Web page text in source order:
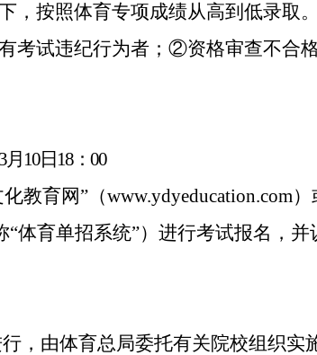
，按照体育专项成绩从高到低录取。
考试违纪行为者；②资格审查不合
月 10日 18： 00
教育网”（www.ydyeducation.com
体育单招系统”）进行考试报名，并
，由体育总局委托有关院校组织实